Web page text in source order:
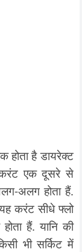
होता है डायरेक्ट
करंट एक दूसरे से
अलग होता हैं.
करंट सीधे फ्लो
हैं. यानि की
भी सर्किट में